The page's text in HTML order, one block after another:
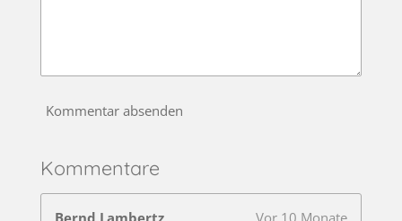
Kommentar absenden
Kommentare